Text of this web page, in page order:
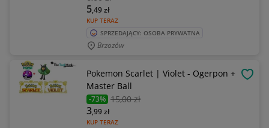
KUP TERAZ
5,49zł
SPRZEDAJĄCY: OSOBA PRYWATNA
Brzozów
Pokemon Scarlet | Violet - Ogerpon +
Master Ball
-73% 15,00 zł
KUP TERAZ
3,99zł